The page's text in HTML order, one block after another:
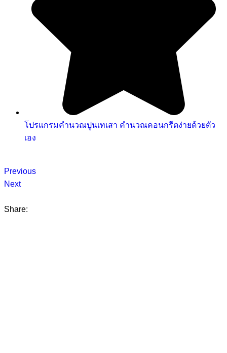
โปรแกรมคํานวณปูนเทเสา คำนวณคอนกรีตง่ายด้วยตัว
เอง
Previous
Next
Share: